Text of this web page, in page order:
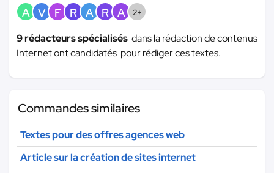
A V F R A R A 2+
9 rédacteurs spécialisés dans la rédaction de contenus
Internet ont candidatés pour rédiger ces textes.
Commandes similaires
Textes pour des offres agences web
Article sur la création de sites internet